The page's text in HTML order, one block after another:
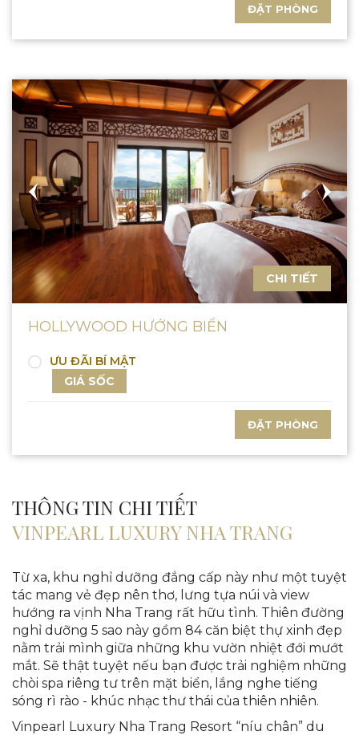
ĐẶT PHÒNG
CHI TIẾT
HOLLYWOOD HƯỚNG BIỂN
ƯU ĐÃI BÍ MẬT
GIÁ SỐC
ĐẶT PHÒNG
THÔNG TIN CHI TIẾT
VINPEARL LUXURY NHA TRANG
Từ xa, khu nghỉ dưỡng đẳng cấp này như một tuyệt
tác mang vẻ đẹp nên thơ, lưng tựa núi và view
hướng ra vịnh Nha Trang rất hữu tình. Thiên đường
nghỉ dưỡng 5 sao này gồm 84 căn biệt thự xinh đẹp
nằm trải mình giữa những khu vườn nhiệt đới mướt
mắt. Sẽ thật tuyệt nếu bạn được trải nghiệm những
chòi spa riêng tư trên mặt biển, lắng nghe tiếng
sóng rì rào - khúc nhạc thư thái của thiên nhiên.
Vinpearl Luxury Nha Trang Resort “níu chân” du